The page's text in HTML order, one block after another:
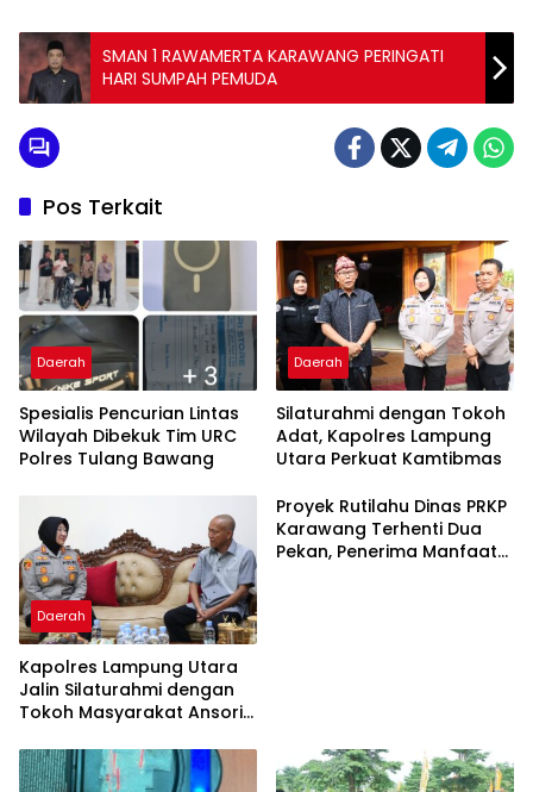
SMAN 1 RAWAMERTA KARAWANG PERINGATI
HARI SUMPAH PEMUDA
Pos Terkait
Daerah
Spesialis Pencurian Lintas
Wilayah Dibekuk Tim URC
Polres Tulang Bawang
Daerah
Silaturahmi dengan Tokoh
Adat, Kapolres Lampung
Utara Perkuat Kamtibmas
Daerah
Kapolres Lampung Utara
Jalin Silaturahmi dengan
Tokoh Masyarakat Ansori
Proyek Rutilahu Dinas PRKP
Karawang Terhenti Dua
Pekan, Penerima Manfaat